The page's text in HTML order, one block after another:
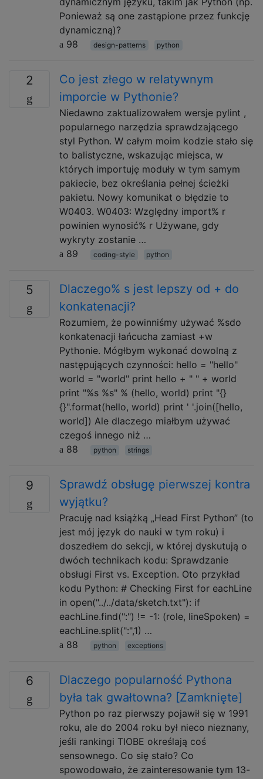
Ponieważ są one zastąpione przez funkcję
dynamiczną)?
98
design-patterns python
2
Co jest złego w relatywnym
imporcie w Pythonie?
Niedawno zaktualizowałem wersje pylint ,
popularnego narzędzia sprawdzającego
styl Python. W całym moim kodzie stało się
to balistyczne, wskazując miejsca, w
których importuję moduły w tym samym
pakiecie, bez określania pełnej ścieżki
pakietu. Nowy komunikat o błędzie to
W0403. W0403: Względny import% r
powinien wynosić% r Używane, gdy
wykryty zostanie …
89
coding-style python
5
Dlaczego% s jest lepszy od + do
konkatenacji?
Rozumiem, że powinniśmy używać %sdo
konkatenacji łańcucha zamiast +w
Pythonie. Mógłbym wykonać dowolną z
następujących czynności: hello = "hello"
world = "world" print hello + " " + world
print "%s %s" % (hello, world) print "{}
{}".format(hello, world) print ' '.join([hello,
world]) Ale dlaczego miałbym używać
czegoś innego niż …
88
python strings
9
Sprawdź obsługę pierwszej kontra
wyjątku?
Pracuję nad książką „Head First Python” (to
jest mój język do nauki w tym roku) i
doszedłem do sekcji, w której dyskutują o
dwóch technikach kodu: Sprawdzanie
obsługi First vs. Exception. Oto przykład
kodu Python: # Checking First for eachLine
in open("../../data/sketch.txt"): if
eachLine.find(":") != -1: (role, lineSpoken) =
eachLine.split(":",1) …
88
python exceptions
6
Dlaczego popularność Pythona
była tak gwałtowna? [Zamknięte]
Python po raz pierwszy pojawił się w 1991
roku, ale do 2004 roku był nieco nieznany,
jeśli rankingi TIOBE określają coś
sensownego. Co się stało? Co
spowodowało, że zainteresowanie tym 13-